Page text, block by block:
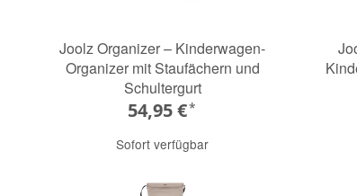
Joolz Organizer – Kinderwagen-
Organizer mit Staufächern und
Schultergurt
54,95 €*
Sofort verfügbar